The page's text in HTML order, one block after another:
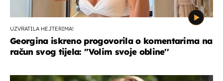
UZVRATILA HEJTERIMA!
Georgina iskreno progovorila o komentarima na
račun svog tijela: ''Volim svoje obline''